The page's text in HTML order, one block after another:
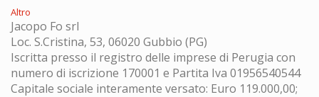
Altro
Jacopo Fo srl
Loc. S.Cristina, 53, 06020 Gubbio (PG)
Iscritta presso il registro delle imprese di Perugia con
numero di iscrizione 170001 e Partita Iva 01956540544
Capitale sociale interamente versato: Euro 119.000,00;